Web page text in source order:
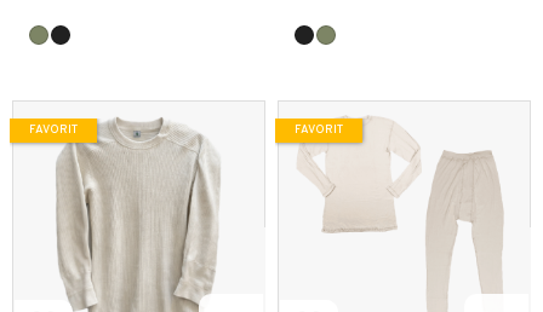
FAVORIT FAVORIT